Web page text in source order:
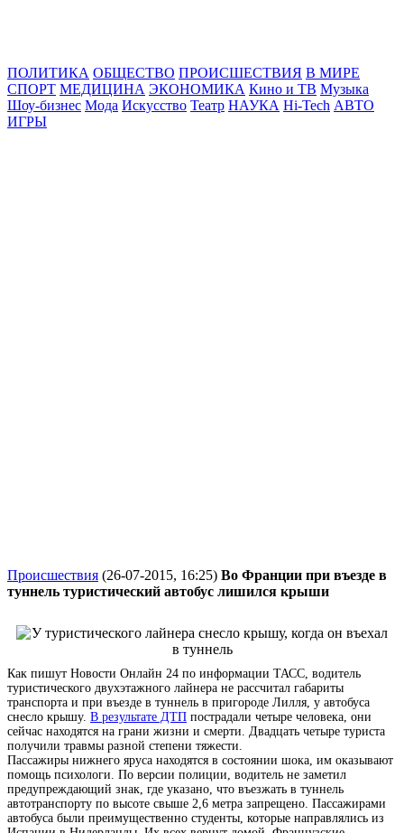
ПОЛИТИКА ОБЩЕСТВО ПРОИСШЕСТВИЯ В МИРЕ
СПОРТ МЕДИЦИНА ЭКОНОМИКА Кино и ТВ Музыка
Шоу-бизнес Мода Искусство Театр НАУКА Hi-Tech АВТО
ИГРЫ
Происшествия (26-07-2015, 16:25) Во Франции при въезде в
туннель туристический автобус лишился крыши
Как пишут Новости Онлайн 24 по информации ТАСС, водитель
туристического двухэтажного лайнера не рассчитал габариты
транспорта и при въезде в туннель в пригороде Лилля, у автобуса
снесло крышу. В результате ДТП пострадали четыре человека, они
сейчас находятся на грани жизни и смерти. Двадцать четыре туриста
получили травмы разной степени тяжести.
Пассажиры нижнего яруса находятся в состоянии шока, им оказывают
помощь психологи. По версии полиции, водитель не заметил
предупреждающий знак, где указано, что въезжать в туннель
автотранспорту по высоте свыше 2,6 метра запрещено. Пассажирами
автобуса были преимущественно студенты, которые направлялись из